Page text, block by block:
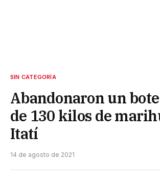
SIN CATEGORÍA
Abandonaron un
de 130 kilos de
Itatí
14 de agosto de 2021